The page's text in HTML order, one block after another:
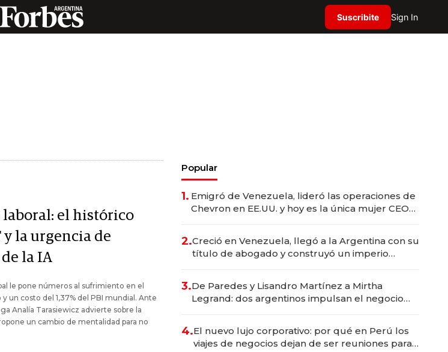
Suscribite Sign In
el histórico
la urgencia de
la IA
le pone números al sufrimiento en el
un costo del 1,37% del PBI mundial. Ante
Analía Tarasiewicz advierte sobre la
un cambio de mentalidad para no
Popular
1. Emigró de Venezuela, lideró las operaciones de
Chevron en EE.UU. y hoy es la única mujer CEO
2.Creció en Venezuela, llegó a la Argentina con su
título de abogado y construyó un imperio
3.De Paredes y Lisandro Martínez a Mirtha
Legrand: dos argentinos impulsan el negocio
4.El nuevo lujo corporativo: por qué en Perú los
viajes de negocios dejan de ser reuniones para